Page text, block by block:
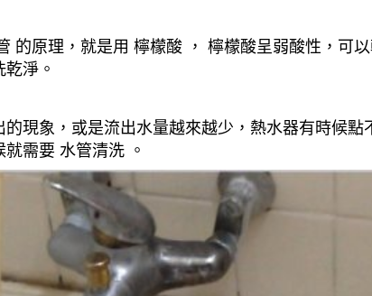
的原理，就是用 檸檬酸 ， 檸檬酸呈弱酸性，可
淨。
現象，或是流出水量越來越少，熱水器有時候
需要 水管清洗 。